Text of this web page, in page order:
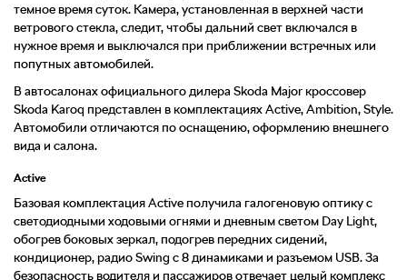
темное время суток. Камера, установленная в верхней части
ветрового стекла, следит, чтобы дальний свет включался в
нужное время и выключался при приближении встречных или
попутных автомобилей.
В автосалонах официального дилера Skoda Major кроссовер
Skoda Karoq представлен в комплектациях Active, Ambition, Style.
Автомобили отличаются по оснащению, оформлению внешнего
вида и салона.
Active
Базовая комплектация Active получила галогеновую оптику с
светодиодными ходовыми огнями и дневным светом Day Light,
обогрев боковых зеркал, подогрев передних сидений,
кондиционер, радио Swing с 8 динамиками и разъемом USB. За
безопасность водителя и пассажиров отвечает целый комплекс